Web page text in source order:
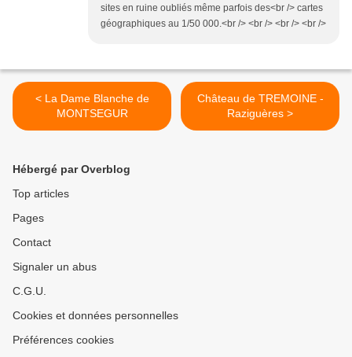
sites en ruine oubliés même parfois des<br /> cartes
géographiques au 1/50 000.<br /> <br /> <br /> <br />
< La Dame Blanche de
MONTSEGUR
Château de TREMOINE -
Raziguères >
Hébergé par Overblog
Top articles
Pages
Contact
Signaler un abus
C.G.U.
Cookies et données personnelles
Préférences cookies